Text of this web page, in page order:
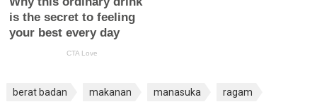
berat badan makanan manasuka ragam